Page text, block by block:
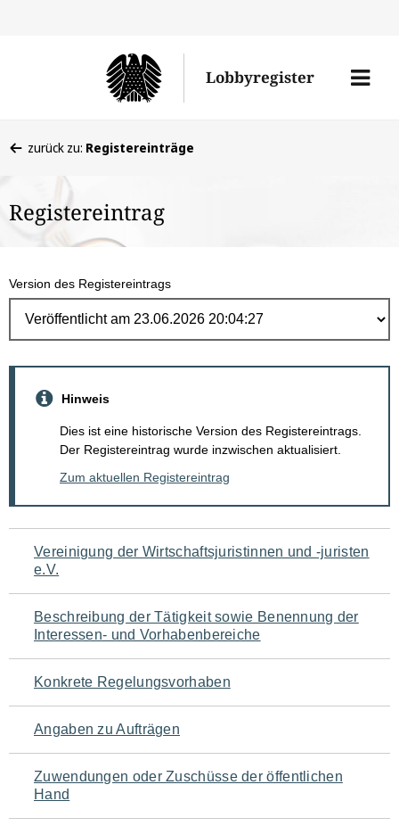
Lobbyregister
Menü
befinden
hier:
zurück zu: Registereinträge
Registereintrag
Version des Registereintrags
Hinweis
Dies ist eine historische Version des Registereintrags.
Der Registereintrag wurde inzwischen aktualisiert.
Zum aktuellen Registereintrag
Navigation
für
den
Seiteninhalt
Vereinigung der Wirtschaftsjuristinnen und -juristen
e.V.
Beschreibung der Tätigkeit sowie Benennung der
Interessen- und Vorhabenbereiche
Konkrete Regelungsvorhaben
Angaben zu Aufträgen
Zuwendungen oder Zuschüsse der öffentlichen
Hand